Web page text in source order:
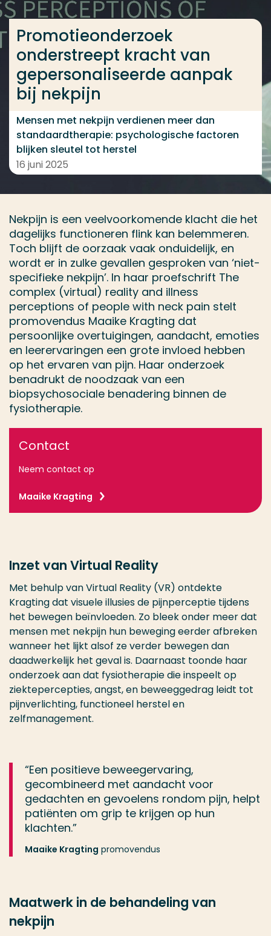
Ga direct naar de content
... > Promotieonderzoek onderstreept kracht van
Promotieonderzoek
onderstreept kracht van
gepersonaliseerde aanpak
bij nekpijn
Mensen met nekpijn verdienen meer dan
standaardtherapie: psychologische factoren
blijken sleutel tot herstel
16 juni 2025
Nekpijn is een veelvoorkomende klacht die het
dagelijks functioneren flink kan belemmeren.
Toch blijft de oorzaak vaak onduidelijk, en
wordt er in zulke gevallen gesproken van ‘niet-
specifieke nekpijn’. In haar proefschrift The
complex (virtual) reality and illness
perceptions of people with neck pain stelt
promovendus Maaike Kragting dat
persoonlijke overtuigingen, aandacht, emoties
en leerervaringen een grote invloed hebben
op het ervaren van pijn. Haar onderzoek
benadrukt de noodzaak van een
biopsychosociale benadering binnen de
fysiotherapie.
Contact
Neem contact op
Maaike Kragting
Inzet van Virtual Reality
Met behulp van Virtual Reality (VR) ontdekte
Kragting dat visuele illusies de pijnperceptie tijdens
het bewegen beïnvloeden. Zo bleek onder meer dat
mensen met nekpijn hun beweging eerder afbreken
wanneer het lijkt alsof ze verder bewegen dan
daadwerkelijk het geval is. Daarnaast toonde haar
onderzoek aan dat fysiotherapie die inspeelt op
ziektepercepties, angst, en beweeggedrag leidt tot
pijnverlichting, functioneel herstel en
zelfmanagement.
“Een positieve beweegervaring,
gecombineerd met aandacht voor
gedachten en gevoelens rondom pijn, helpt
patiënten om grip te krijgen op hun
klachten.”
Maaike Kragting promovendus
Maatwerk in de behandeling van
nekpijn
Veel gezocht
Opleiding
Contact